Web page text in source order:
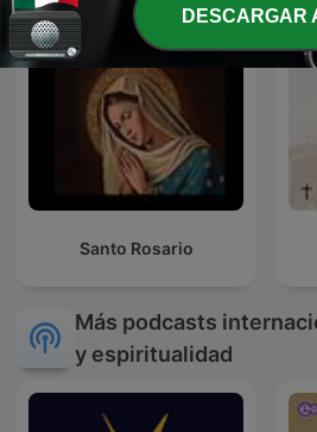
Santo Rosario
Más podcasts
y espiritualidad
DESCARGAR